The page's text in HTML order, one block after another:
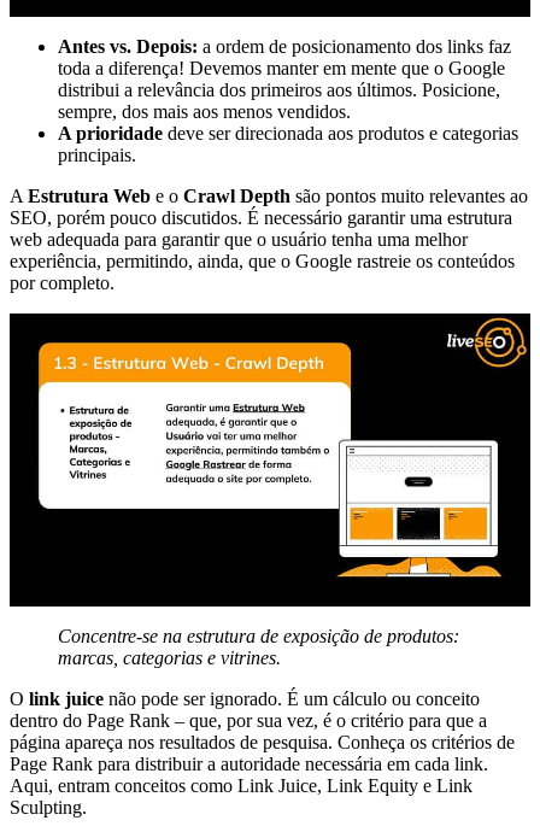
Antes vs. Depois: a ordem de posicionamento dos links faz
toda a diferença! Devemos manter em mente que o Google
distribui a relevância dos primeiros aos últimos. Posicione,
sempre, dos mais aos menos vendidos.
A prioridade deve ser direcionada aos produtos e categorias
principais.
A Estrutura Web e o Crawl Depth são pontos muito relevantes ao
SEO, porém pouco discutidos. É necessário garantir uma estrutura
web adequada para garantir que o usuário tenha uma melhor
experiência, permitindo, ainda, que o Google rastreie os conteúdos
por completo.
Concentre-se na estrutura de exposição de produtos:
marcas, categorias e vitrines.
O link juice não pode ser ignorado. É um cálculo ou conceito
dentro do Page Rank – que, por sua vez, é o critério para que a
página apareça nos resultados de pesquisa. Conheça os critérios de
Page Rank para distribuir a autoridade necessária em cada link.
Aqui, entram conceitos como Link Juice, Link Equity e Link
Sculpting.